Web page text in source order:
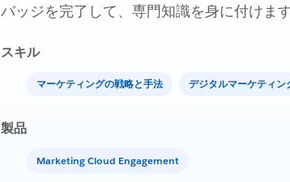
バッジを完了して、専門知識を身に付けま
スキル
マーケティングの戦略と手法 デジタルマーケティン
製品
Marketing Cloud Engagement